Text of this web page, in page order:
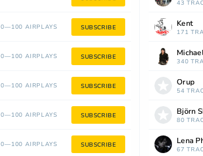
0—100 AIRPLAYS SUBSCRIBE
0—100 AIRPLAYS SUBSCRIBE
0—100 AIRPLAYS SUBSCRIBE
0—100 AIRPLAYS SUBSCRIBE
0—100 AIRPLAYS SUBSCRIBE
43
Kent
171
340
Orup
54
Björn
80
Lena
67